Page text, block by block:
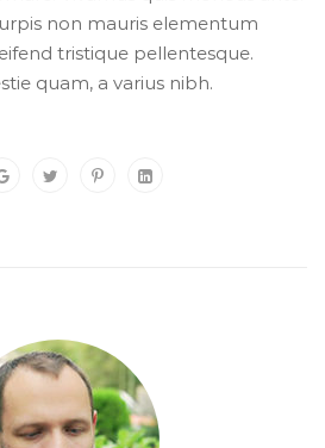
non mauris elementum
tristique pellentesque.
quam, a varius nibh.